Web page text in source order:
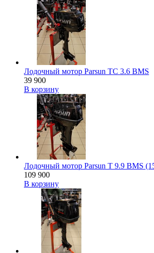
Лодочный мотор Parsun TC 3.6 BMS
39 900
В корзину
Лодочный мотор Parsun T 9.9 BMS
109 900
В корзину